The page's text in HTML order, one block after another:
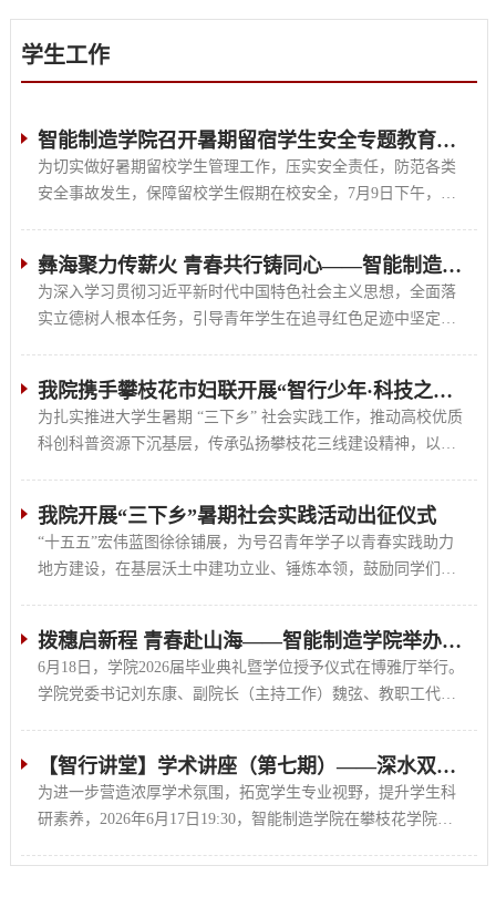
学生工作
智能制造学院召开暑期留宿学生安全专题教育大会
为切实做好暑期留校学生管理工作，压实安全责任，防范各类
安全事故发生，保障留校学生假期在校安全，7月9日下午，我
彝海聚力传薪火 青春共行铸同心——智能制造学院“彝海聚力，...
为深入学习贯彻习近平新时代中国特色社会主义思想，全面落
实立德树人根本任务，引导青年学生在追寻红色足迹中坚定理
我院携手攀枝花市妇联开展“智行少年·科技之光”志愿活动
为扎实推进大学生暑期 “三下乡” 社会实践工作，推动高校优质
科创科普资源下沉基层，传承弘扬攀枝花三线建设精神，以科
我院开展“三下乡”暑期社会实践活动出征仪式
“十五五”宏伟蓝图徐徐铺展，为号召青年学子以青春实践助力
地方建设，在基层沃土中建功立业、锤炼本领，鼓励同学们积
拨穗启新程 青春赴山海——智能制造学院举办2026届毕业典礼暨...
6月18日，学院2026届毕业典礼暨学位授予仪式在博雅厅举行。
学院党委书记刘东康、副院长（主持工作）魏弦、教职工代表
【智行讲堂】学术讲座（第七期）——深水双层管双梯度钻井技...
为进一步营造浓厚学术氛围，拓宽学生专业视野，提升学生科
研素养，2026年6月17日19:30，智能制造学院在攀枝花学院砺